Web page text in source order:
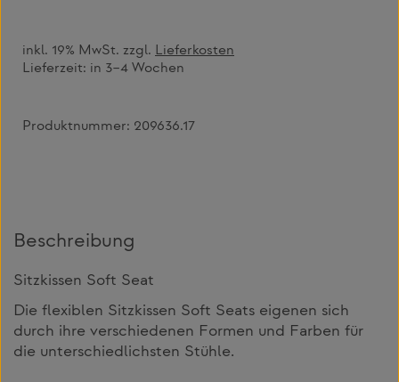
inkl. 19% MwSt. zzgl. Lieferkosten
Lieferzeit: in 3–4 Wochen
Produktnummer: 209636.17
Beschreibung
Sitzkissen Soft Seat
Die flexiblen Sitzkissen Soft Seats eigenen sich
durch ihre verschiedenen Formen und Farben für
die unterschiedlichsten Stühle.